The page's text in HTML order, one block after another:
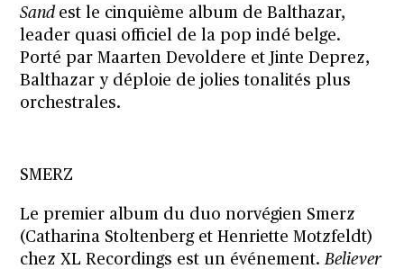
Sand est le cinquième album de Balthazar,
leader quasi officiel de la pop indé belge.
Porté par Maarten Devoldere et Jinte Deprez,
Balthazar y déploie de jolies tonalités plus
orchestrales.
SMERZ
Le premier album du duo norvégien Smerz
(Catharina Stoltenberg et Henriette Motzfeldt)
chez XL Recordings est un événement.Believer